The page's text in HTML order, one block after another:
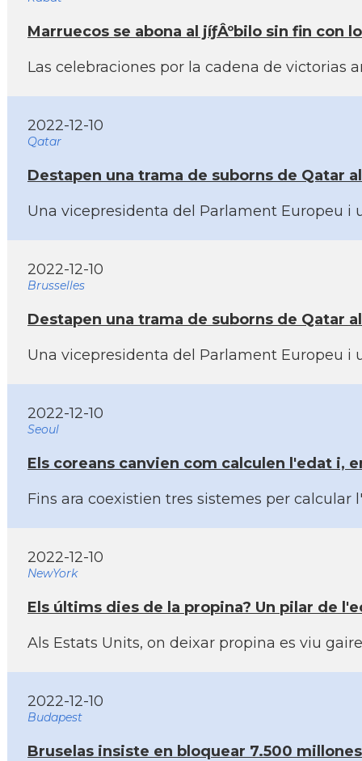
Marruecos se abona al jíƒÂºbilo sin fin con
Las celebraciones por la cadena de
2022-12-10
Qatar
Destapen una trama de suborns de Qatar
Una vicepresidenta del Parlament Europeu
2022-12-10
Brusselles
Destapen una trama de suborns de Qatar
Una vicepresidenta del Parlament Europeu
2022-12-10
Seoul
Els coreans canvien com calculen l'edat i,
Fins ara coexistien tres sistemes per
2022-12-10
NewYork
Els últims dies de la propina? Un pilar de
Als Estats Units, on deixar propina es viu
2022-12-10
Budapest
Bruselas insiste en bloquear 7.500